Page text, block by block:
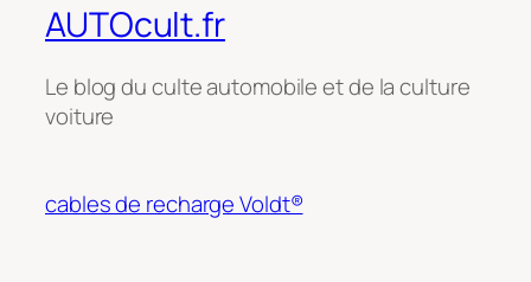
AUTOcult.fr
Le blog du culte automobile et de la culture
voiture
cables de recharge Voldt®